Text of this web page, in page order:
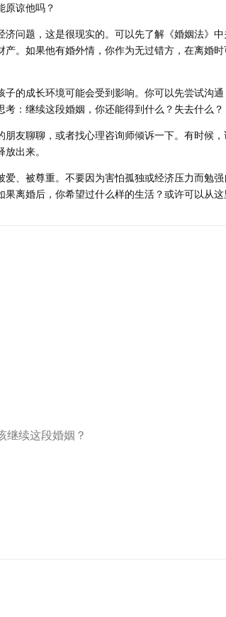
原谅他吗？
问题，这是很现实的。可以先了解《婚姻法》
。如果他有婚外情，你作为无过错方，在离婚
的成长环境可能会受到影响。你可以先尝试沟
：继续这段婚姻，你还能得到什么？失去什么？
友聊聊，或者找心理咨询师倾诉一下。有时候
出来。
、被尊重。不要因为害怕孤独或经济压力而勉
离婚后，你希望过什么样的生活？或许可以从这
继续这段婚姻？